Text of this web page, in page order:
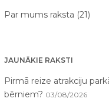
Par mums raksta (21)
JAUNĀKIE RAKSTI
Pirmā reize atrakciju
bērniem? 03/08/2026